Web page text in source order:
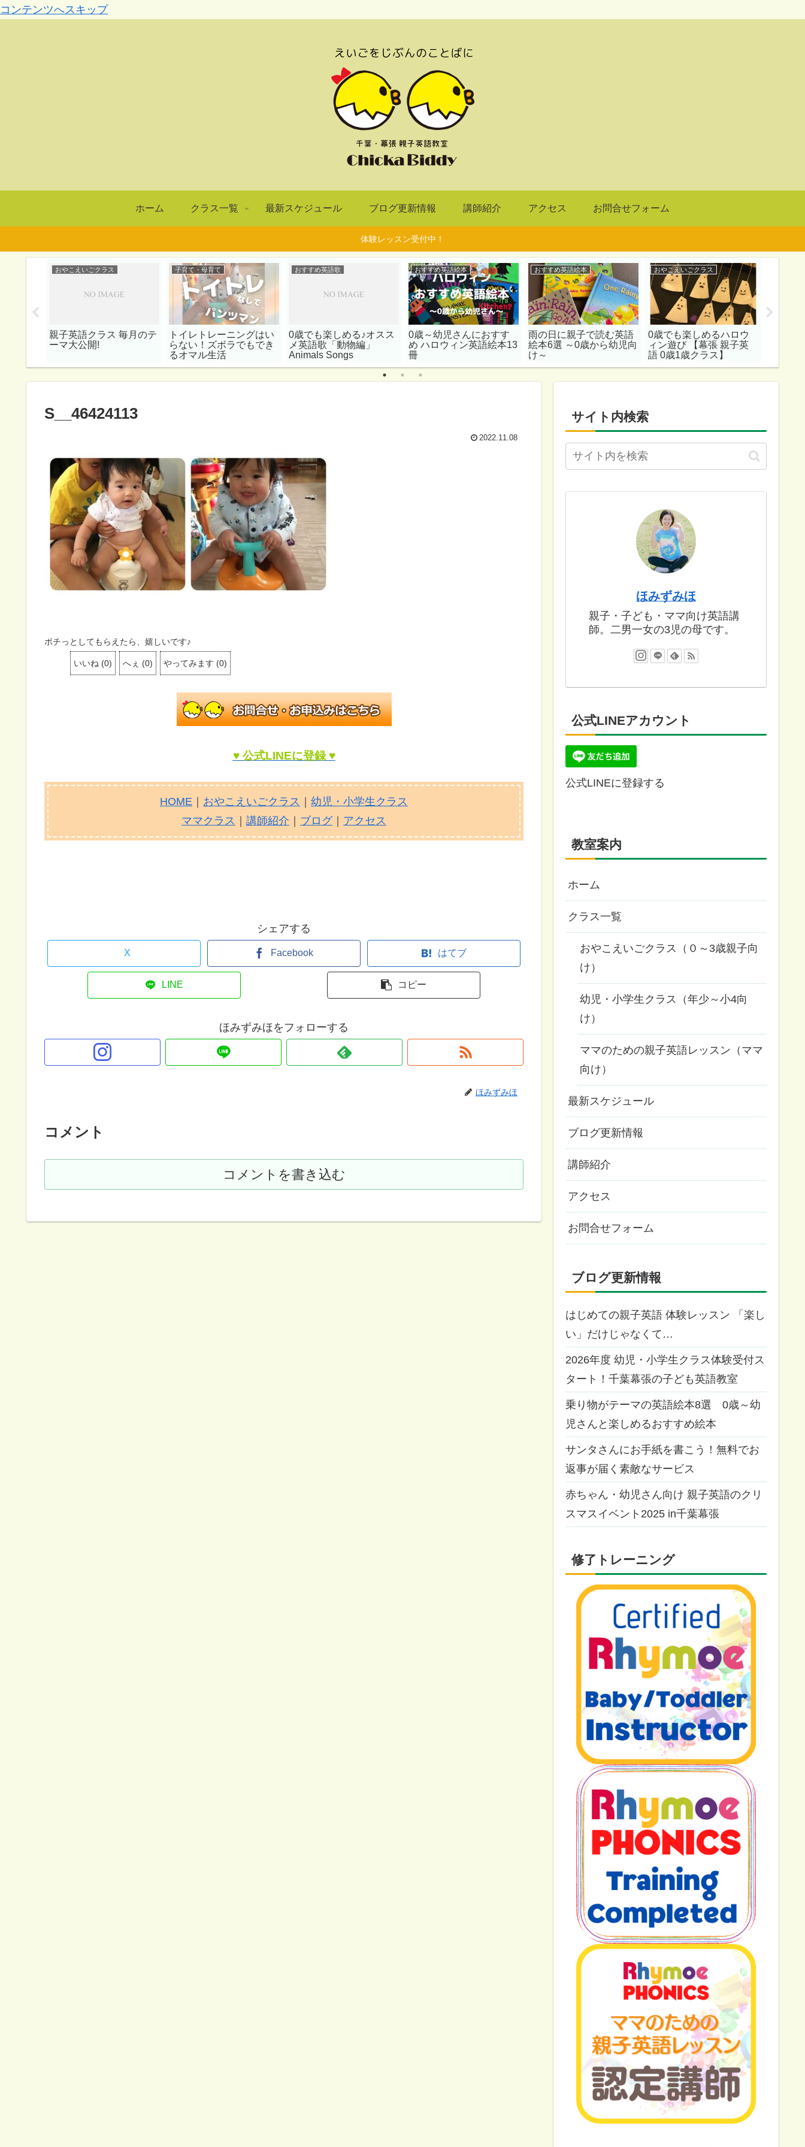
コンテンツへスキップ
ホーム クラス一覧 最新スケジュール ブログ更新情報 講師紹介 アクセス お問合せフォーム
体験レッスン受付中！
おやこえいごクラス
親子英語クラス 毎月のテ
ーマ大公開!
子育て・母育て
トイレトレーニングはい
らない！ズボラでもでき
るオマル生活
おすすめ英語歌
0歳でも楽しめる♪オスス
メ英語歌「動物編」
Animals Songs
おすすめ英語絵本
0歳～幼児さんにおすす
め ハロウィン英語絵本13
冊
おすすめ英語絵本
雨の日に親子で読む英語
絵本6選 ～0歳から幼児向
け～
おやこえいごクラス
0歳でも楽しめるハロウ
ィン遊び 【幕張 親子英
語 0歳1歳クラス】
にもお
S__46424113
2022.11.08
ポチっとしてもらえたら、嬉しいです♪
いいね (0) へぇ (0) やってみます (0)
♥ 公式LINEに登録 ♥
HOME おやこえいごクラス
幼児・小学生クラス
ママクラス
講師紹介 ブログ｜ アクセス
シェアする
X Facebook はてブ
LINE コピー
ほみずみほをフォローする
ほみずみほ
コメント
コメントを書き込む
サイト内検索
ほみずみほ
親子・子ども・ママ向け英語講
師。二男一女の3児の母です。
公式LINEアカウント
公式LINEに登録する
教室案内
ホーム
クラス一覧
おやこえいごクラス（０～3歳親子向
け）
幼児・小学生クラス（年少～小4向
け）
ママのための親子英語レッスン（ママ
向け）
最新スケジュール
ブログ更新情報
講師紹介
アクセス
お問合せフォーム
ブログ更新情報
はじめての親子英語 体験レッスン 「楽し
い」だけじゃなくて…
2026年度 幼児・小学生クラス体験受付ス
タート！千葉幕張の子ども英語教室
乗り物がテーマの英語絵本8選 0歳～幼
児さんと楽しめるおすすめ絵本
サンタさんにお手紙を書こう！無料でお
返事が届く素敵なサービス
赤ちゃん・幼児さん向け 親子英語のクリ
スマスイベント2025 in千葉幕張
修了トレーニング